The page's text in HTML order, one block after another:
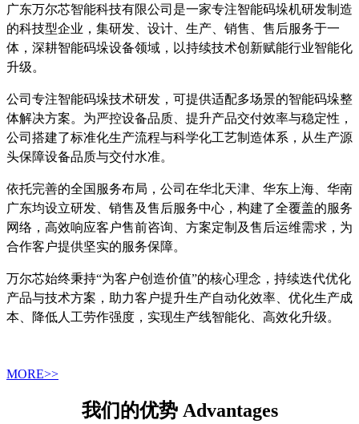
广东万尔芯智能科技有限公司是一家专注智能码垛机研发制造
的科技型企业，集研发、设计、生产、销售、售后服务于一
体，深耕智能码垛设备领域，以持续技术创新赋能行业智能化
升级。
公司专注智能码垛技术研发，可提供适配多场景的智能码垛整
体解决方案。为严控设备品质、提升产品交付效率与稳定性，
公司搭建了标准化生产流程与科学化工艺制造体系，从生产源
头保障设备品质与交付水准。
依托完善的全国服务布局，公司在华北天津、华东上海、华南
广东均设立研发、销售及售后服务中心，构建了全覆盖的服务
网络，高效响应客户售前咨询、方案定制及售后运维需求，为
合作客户提供坚实的服务保障。
万尔芯始终秉持“为客户创造价值”的核心理念，持续迭代优化
产品与技术方案，助力客户提升生产自动化效率、优化生产成
本、降低人工劳作强度，实现生产线智能化、高效化升级。
MORE>>
我们的优势 Advantages